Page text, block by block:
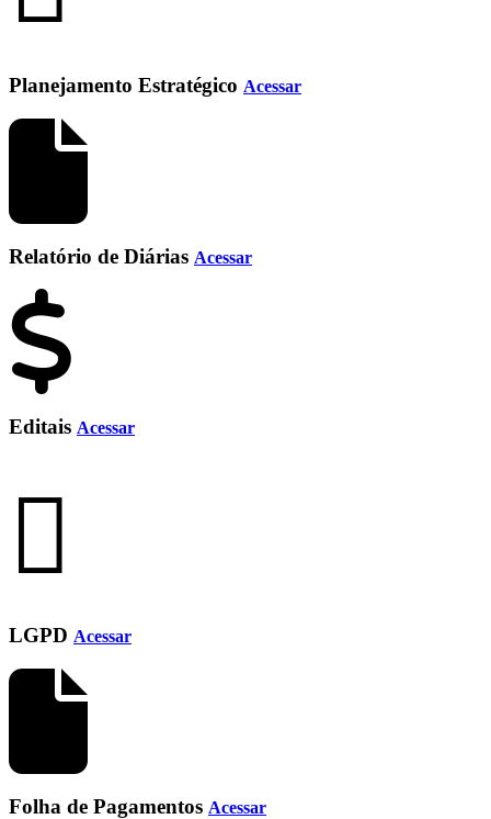
Planejamento Estratégico Acessar
Relatório de Diárias Acessar
Editais Acessar
LGPD Acessar
Folha de Pagamentos Acessar